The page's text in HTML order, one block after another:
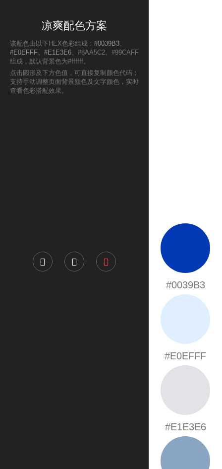
凉爽配色方案
该配色由以下HEX色彩组成： #0039B3、
#E0EFFF、 #E1E3E6、#8AA5C2、#99CAFF
组成，默认背景色为#ffffff。
点击圆形及下方色值，可直接复制颜色代码；
支持手动调整页面背景颜色及文字颜色，实时
查看色彩搭配效果。
#0039B3
#E0EFFF
#E1E3E6